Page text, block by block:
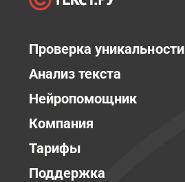
Проверка уникальности
Анализ текста
Нейропомощник
Компания
Тарифы
Поддержка